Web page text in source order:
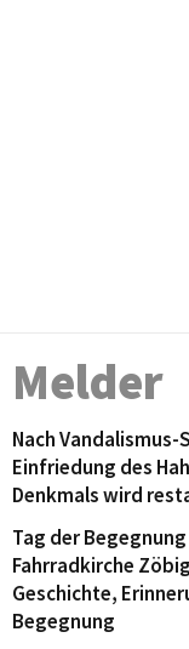
Melder
Nach Vandalismus-
Einfriedung des
Denkmals wird
Tag der
Fahrradkirche
Geschichte,
Begegnung